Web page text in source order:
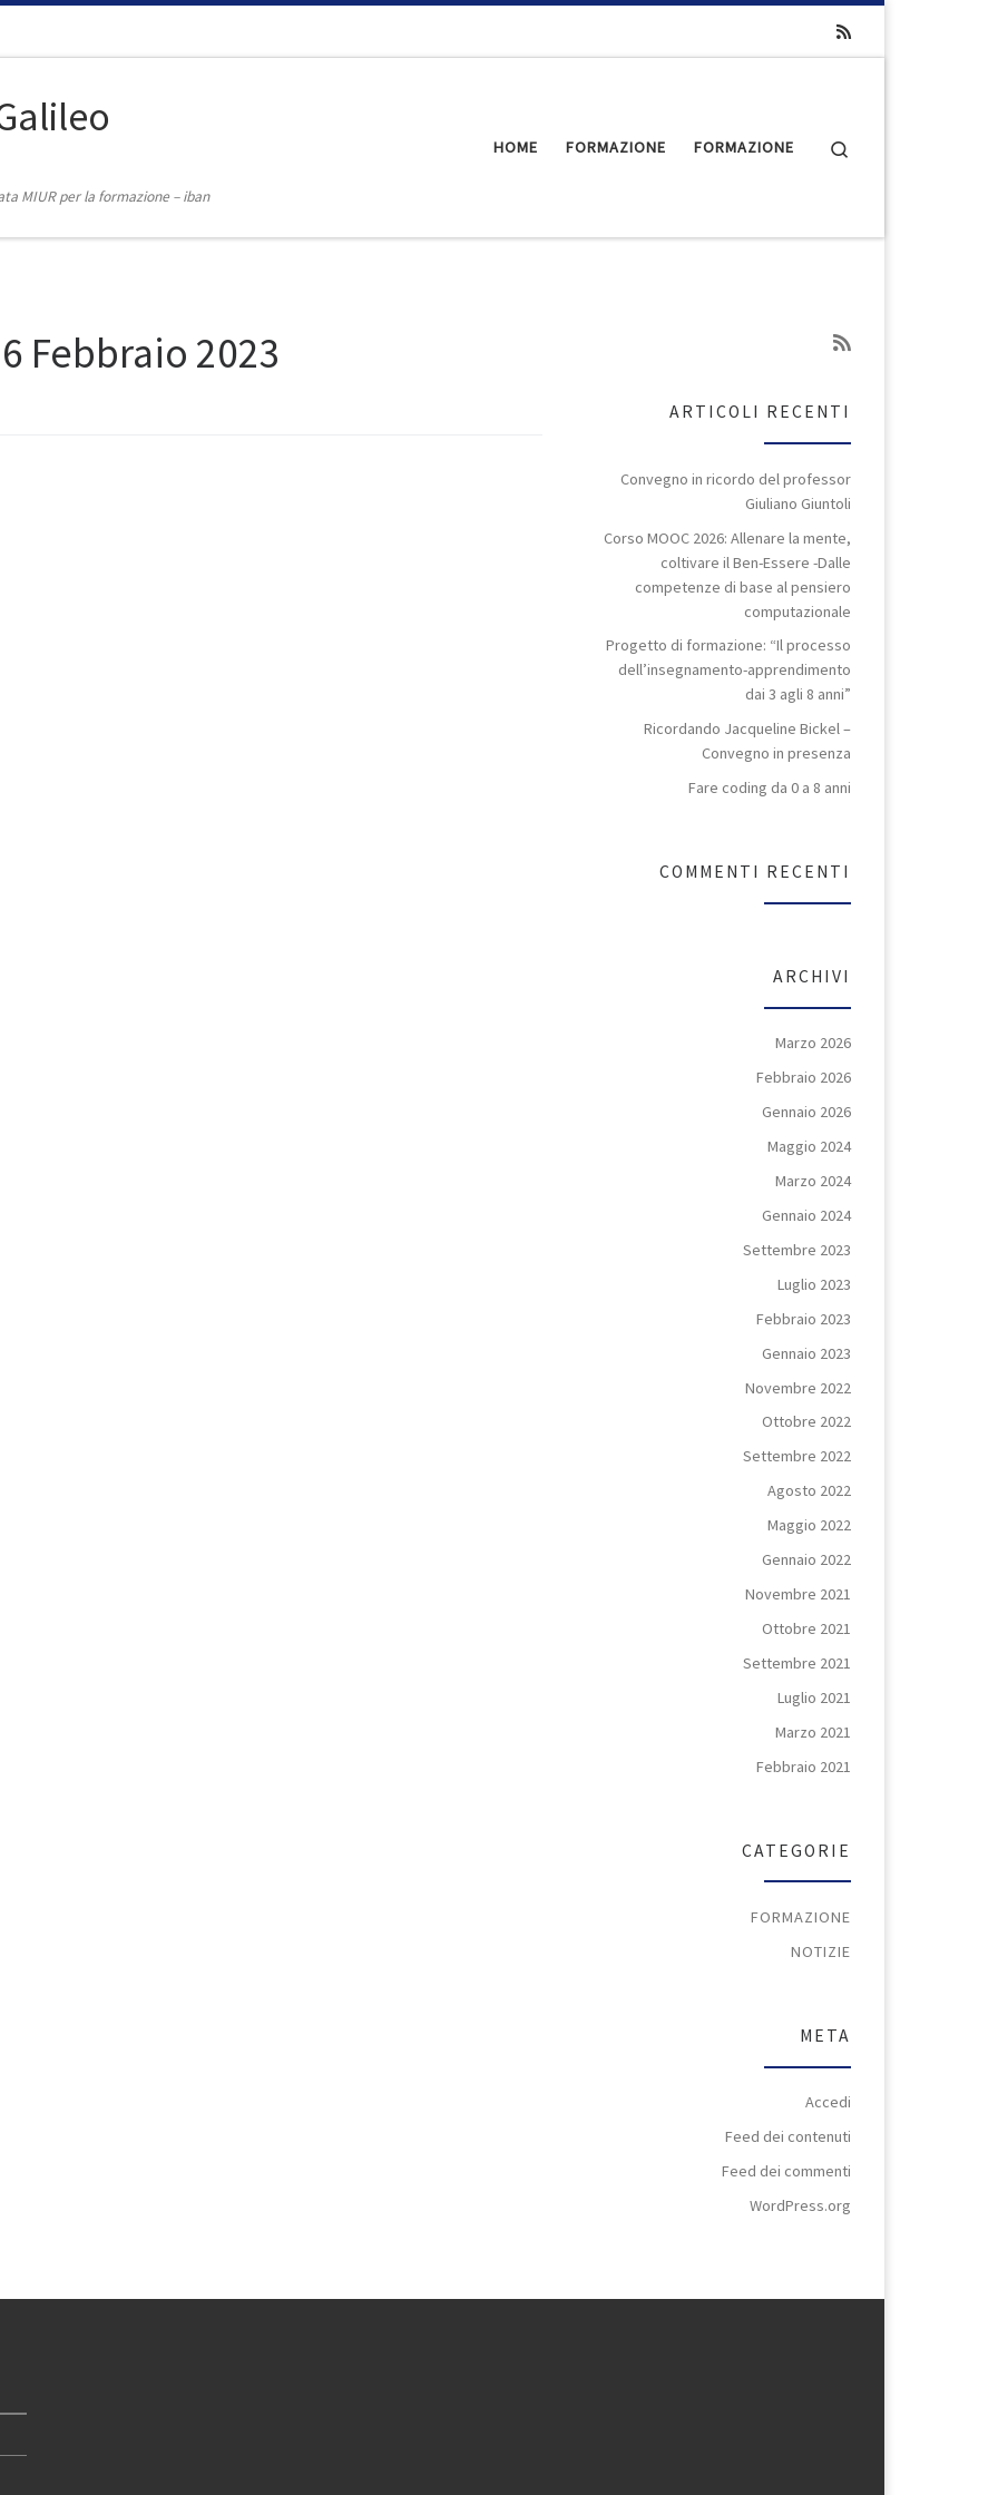
MIUR per la formazione – iban
HOME FORMAZIONE FORMAZIONE
Febbraio 2023
ARTICOLI RECENTI
Convegno in ricordo del professor
Giuliano Giuntoli
Corso MOOC 2026: Allenare la mente,
coltivare il Ben-Essere -Dalle
competenze di base al pensiero
computazionale
Progetto di formazione: “Il processo
dell’insegnamento-apprendimento
dai 3 agli 8 anni”
Ricordando Jacqueline Bickel –
Convegno in presenza
Fare coding da 0 a 8 anni
COMMENTI RECENTI
ARCHIVI
Marzo 2026
Febbraio 2026
Gennaio 2026
Maggio 2024
Marzo 2024
Gennaio 2024
Settembre 2023
Luglio 2023
Febbraio 2023
Gennaio 2023
Novembre 2022
Ottobre 2022
Settembre 2022
Agosto 2022
Maggio 2022
Gennaio 2022
Novembre 2021
Ottobre 2021
Settembre 2021
Luglio 2021
Marzo 2021
Febbraio 2021
CATEGORIE
FORMAZIONE
NOTIZIE
META
Accedi
Feed dei contenuti
Feed dei commenti
WordPress.org